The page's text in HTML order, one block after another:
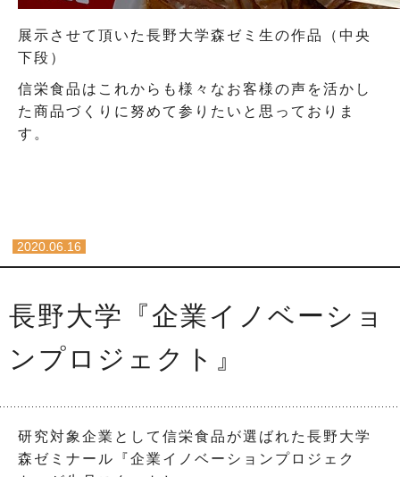
展示させて頂いた長野大学森ゼミ生の作品（中央
下段）
信栄食品はこれからも様々なお客様の声を活かし
た商品づくりに努めて参りたいと思っておりま
す。
2020.06.16
長野大学『企業イノベーショ
ンプロジェクト』
研究対象企業として信栄食品が選ばれた長野大学
森ゼミナール『企業イノベーションプロジェク